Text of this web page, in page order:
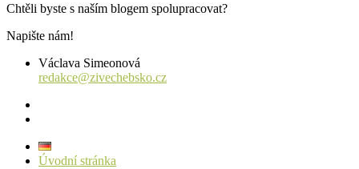
Chtěli byste s naším blogem spolupracovat?
Napište nám!
Václava Simeonová
redakce@zivechebsko.cz
Úvodní stránka